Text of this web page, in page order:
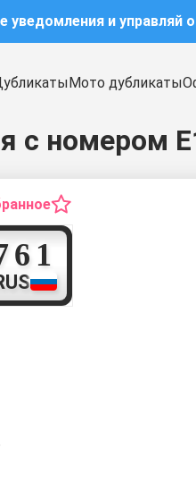
уведомления и управляй
Мото дубликаты
с номером
61